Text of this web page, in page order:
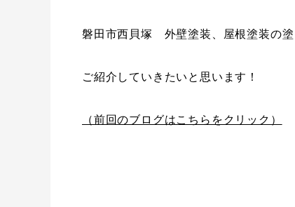
磐田市西貝塚 外壁塗装、屋根塗装の塗
ご紹介していきたいと思います！
（前回のブログはこちらをクリック）